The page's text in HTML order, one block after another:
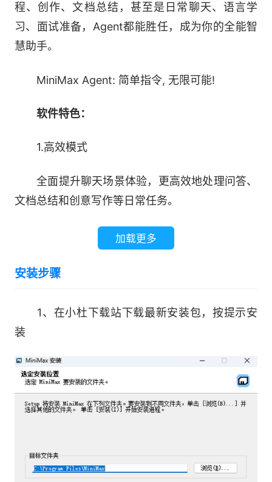
程、创作、文档总结，甚至是日常聊天、语言学
习、面试准备，Agent都能胜任，成为你的全能智
慧助手。
MiniMax Agent: 简单指令, 无限可能!
软件特色：
1.高效模式
全面提升聊天场景体验，更高效地处理问答、
文档总结和创意写作等日常任务。
2.深度研究与分析
整合全网信息，生成深度研究报告。
轻松创作视频、音频和图片，丰富您的内容呈
现。
4.专业演示文稿制作
5.全栈应用构建
加载更多
安装步骤
1、在小杜下载站下载最新安装包，按提示安
装